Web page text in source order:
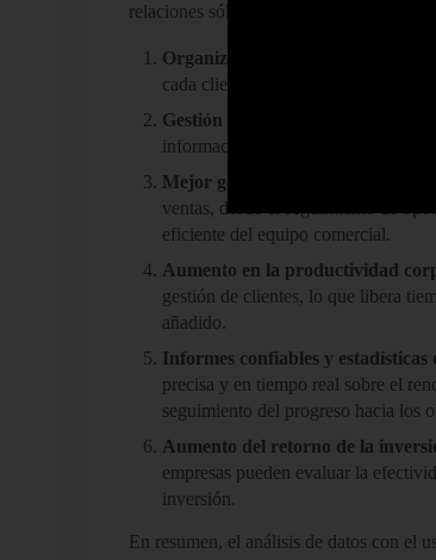
relaciones sólidas. A continuación, se
Organización de datos de
cada cliente, lo que facilita la
Gestión precisa y avanzada de
información personal de los
Mejor gestión de ventas
ventas, desde el seguimiento de
eficiente del equipo comercial.
Aumento en la productividad
gestión de clientes, lo que libera
añadido.
Informes confiables y estadísticas
precisa y en tiempo real sobre el
seguimiento del progreso hacia los
Aumento del retorno de la
empresas pueden evaluar la
inversión.
En resumen, el análisis de datos con el